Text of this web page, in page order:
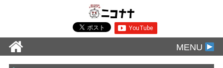
MENU